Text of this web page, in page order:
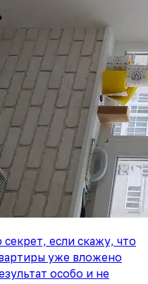
если скажу, что
уже вложено
особо и не